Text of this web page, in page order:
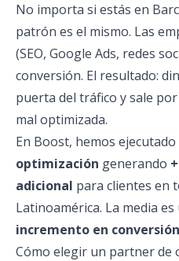
No importa si estás en
patrón es el mismo. Las
(SEO, Google Ads, redes
conversión. El resultado:
puerta del tráfico y sale
mal optimizada.
En Boost, hemos ejecutado
optimización generando
adicional para clientes en
Latinoamérica. La media es
incremento en conversión
Cómo elegir un partner de